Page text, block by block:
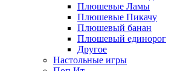
Плюшевые Ламы
Плюшевые Пикачу
Плюшевый банан
Плюшевый единорог
Другое
Настольные игры